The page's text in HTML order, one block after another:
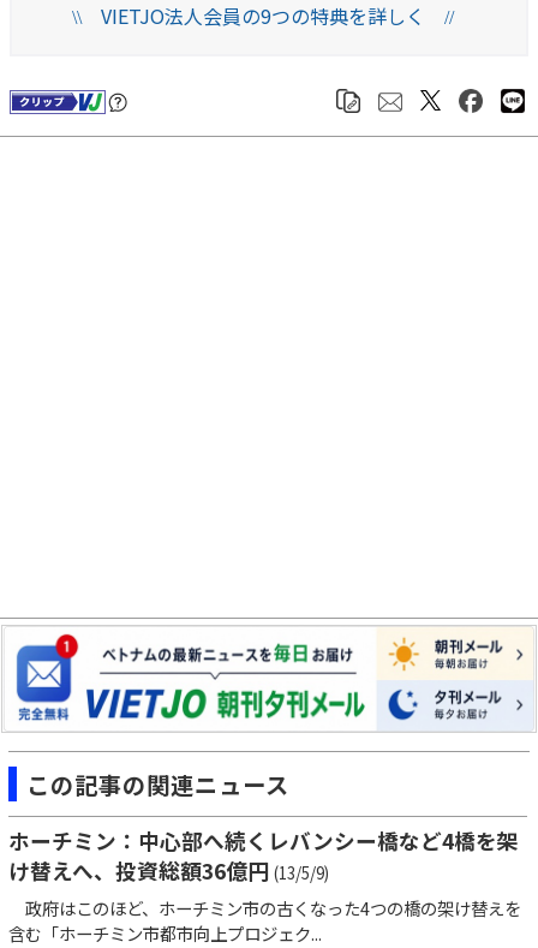
\\VIETJO法人会員の9つの特典を詳しく //
この記事の関連ニュース
ホーチミン：中心部へ続くレバンシー橋など4橋を架
け替えへ、投資総額36億円 (13/5/9)
政府はこのほど、ホーチミン市の古くなった4つの橋の架け替えを
含む「ホーチミン市都市向上プロジェク...